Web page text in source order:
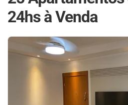
24hs à Venda